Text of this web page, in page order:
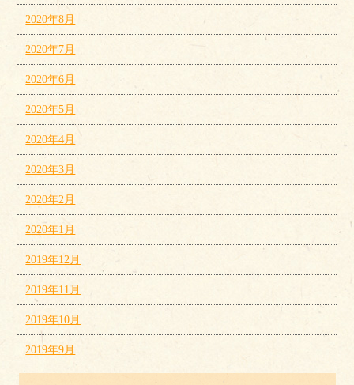
2020年8月
2020年7月
2020年6月
2020年5月
2020年4月
2020年3月
2020年2月
2020年1月
2019年12月
2019年11月
2019年10月
2019年9月